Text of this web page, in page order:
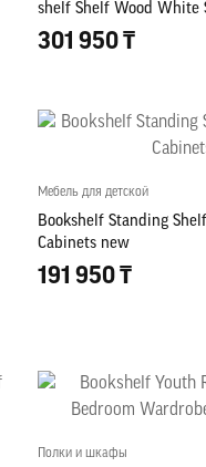
shelf Shelf Wood White
301 950 ₸
Мебель для детской
Bookshelf Standing
Cabinets new
191 950 ₸
Полки и шкафы